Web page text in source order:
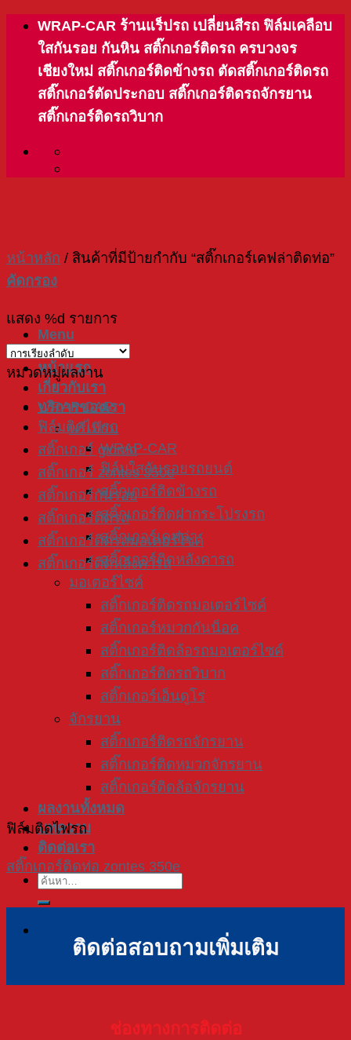
Skip
content
WRAP-CAR ร้านแร็ปรถ เปลี่ยนสีรถ ฟิล์มเคลือบ
ใสกันรอย กันหิน สติ๊กเกอร์ติดรถ ครบวงจร
เชียงใหม่ สติ๊กเกอร์ติดข้างรถ ตัดสติ๊กเกอร์ติดรถ
สติ๊กเกอร์ตัดประกอบ สติ๊กเกอร์ติดรถจักรยาน
สติ๊กเกอร์ติดรถวิบาก
Menu
หน้าแรก
เกี่ยวกับเรา
บริการของเรา
พรีเมียม
WRAP-CAR
ฟิล์มใสกันรอยรถยนต์
สติ๊กเกอร์ติดข้างรถ
สติ๊กเกอร์ติดฝากระโปรงรถ
สติ๊กเกอร์เคฟล่า
สติ๊กเกอร์ติดหลังคารถ
มอเตอร์ไซค์
สติ๊กเกอร์ติดรถมอเตอร์ไซค์
สติ๊กเกอร์หมวกกันน็อค
สติ๊กเกอร์ติดล้อรถมอเตอร์ไซค์
สติ๊กเกอร์ติดรถวิบาก
สติ๊กเกอร์เอ็นดูโร่
จักรยาน
สติ๊กเกอร์ติดรถจักรยาน
สติ๊กเกอร์ติดหมวกจักรยาน
สติ๊กเกอร์ติดล้อจักรยาน
ผลงานทั้งหมด
บทความ
ติดต่อเรา
ค้นหา:
หน้าหลัก / สินค้าที่มีป้ายกำกับ “สติ๊กเกอร์เคฟล่าติดท่อ”
คัดกรอง
แสดง %d รายการ
หมวดหมู่ผลงาน
WRAP CAR
ฟิล์มติดไฟรถ
สติ๊กเกอร์ giorno
สติ๊กเกอร์ zontes 350e
สติ๊กเกอร์กันรอย
สติ๊กเกอร์ติดรถ
สติ๊กเกอร์ติดรถมอเตอร์ไซค์
สติ๊กเกอร์ติดหลังคารถ
ฟิล์มติดไฟรถ
สติ๊กเกอร์ติดท่อ zontes 350e
ติดต่อสอบถามเพิ่มเติม
ช่องทางการติดต่อ